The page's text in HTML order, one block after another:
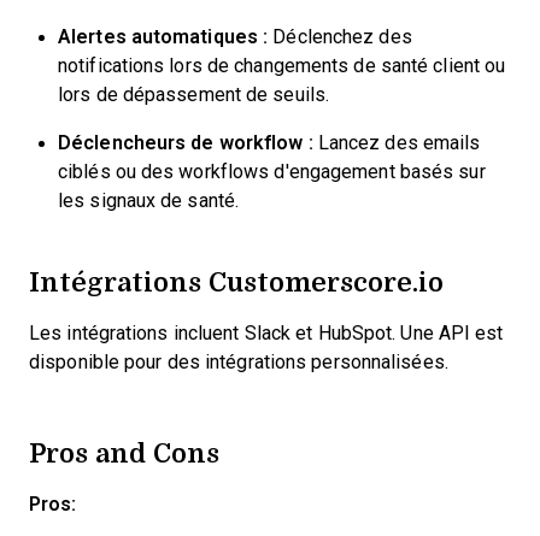
Alertes automatiques : Déclenchez des
notifications lors de changements de santé client ou
lors de dépassement de seuils.
Déclencheurs de workflow : Lancez des emails
ciblés ou des workflows d'engagement basés sur
les signaux de santé.
Intégrations Customerscore.io
Les intégrations incluent Slack et HubSpot. Une API est
disponible pour des intégrations personnalisées.
Pros and Cons
Pros: